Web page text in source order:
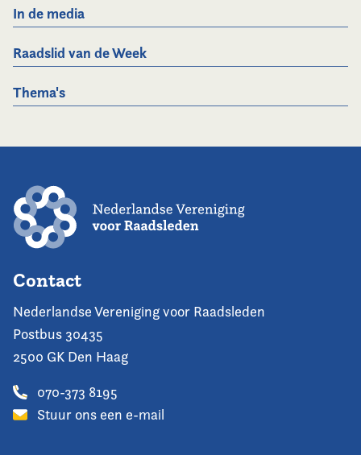
In de media
Raadslid van de Week
Thema's
Contact
Nederlandse Vereniging voor Raadsleden
Postbus 30435
2500 GK Den Haag
070-373 8195
Stuur ons een e-mail